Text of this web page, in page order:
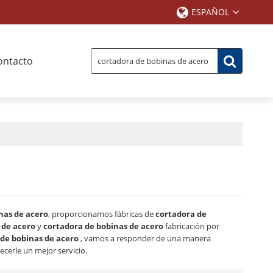
ESPAÑOL
de acero, proporcionamos fábricas decortadora de
aceroycortadora de bobinas de acerofabricación por
bobinas de acero, vamos a responder de una manera
un mejor servicio.